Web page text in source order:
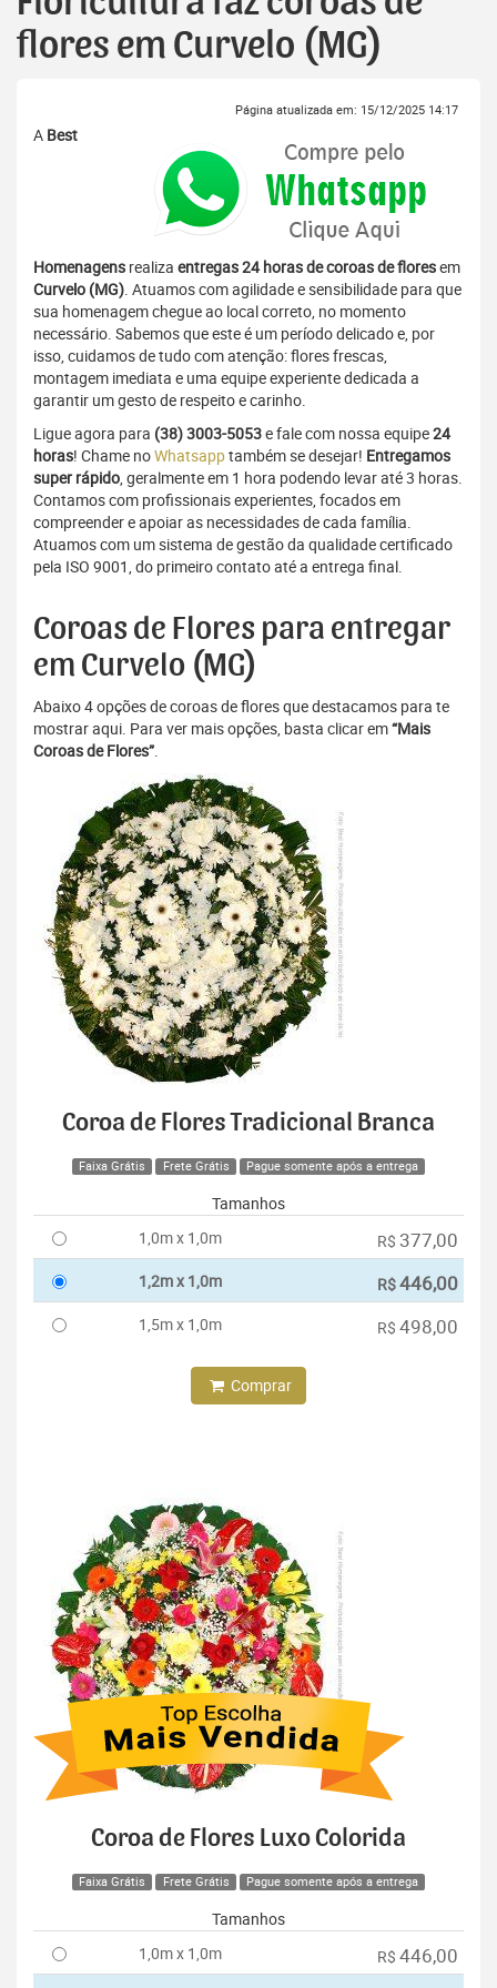
flores em Curvelo (MG)
Página atualizada em: 15/12/2025 14:17
A Best
Homenagens realiza entregas 24 horas de coroas de floresem
Curvelo (MG). Atuamos com agilidade e sensibilidade para que
sua homenagem chegue ao local correto, no momento
necessário. Sabemos que este é um período delicado e, por
isso, cuidamos de tudo com atenção: flores frescas,
montagem imediata e uma equipe experiente dedicada a
garantir um gesto de respeito e carinho.
Ligue agora para (38) 3003-5053e fale com nossa equipe24
horas! Chame noWhatsapptambém se desejar! Entregamos
super rápido, geralmente em 1 hora podendo levar até 3 horas.
Contamos com profissionais experientes, focados em
compreender e apoiar as necessidades de cada família.
Atuamos com um sistema de gestão da qualidade certificado
pela ISO 9001, do primeiro contato até a entrega final.
Coroas de Flores para entregar
em Curvelo (MG)
Abaixo 4 opções de coroas de flores que destacamos para te
mostrar aqui. Para ver mais opções, basta clicar em“Mais
Coroas de Flores”.
Coroa de Flores Tradicional Branca
Faixa Grátis Frete Grátis Pague somente após a entrega
Tamanhos
1,0m x 1,0m
R$ 377,00
1,2m x 1,0m R$446,00
1,5m x 1,0m R$ 498,00
Comprar
Coroa de Flores Luxo Colorida
Faixa Grátis Frete Grátis Pague somente após a entrega
Tamanhos
1,0m x 1,0m
R$ 446,00